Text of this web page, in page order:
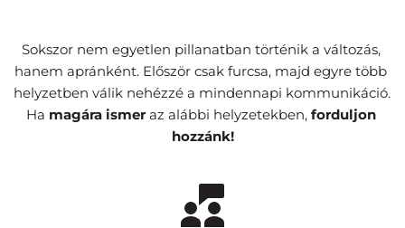
Sokszor nem egyetlen pillanatban történik a változás,
hanem apránként. Először csak furcsa, majd egyre több
helyzetben válik nehézzé a mindennapi kommunikáció.
Ha magára ismer az alábbi helyzetekben, forduljon
hozzánk!